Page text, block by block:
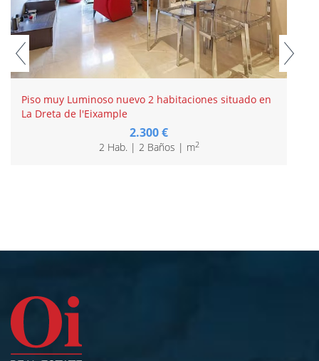
Piso muy Luminoso nuevo 2 habitaciones situado en
La Dreta de l'Eixample
2.300 €
2 Hab. | 2 Baños | m2